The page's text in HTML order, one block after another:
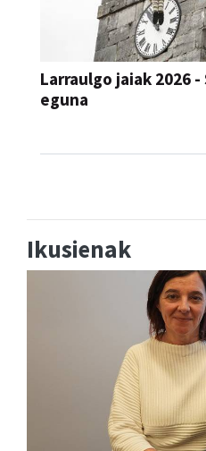
Larraulgo jaiak 2026
eguna
Ikusienak